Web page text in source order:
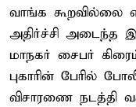
வாங்க கூறவில்லை
அதிர்ச்சி அடைந்த
மாநகர் சைபர்
புகாரின் பேரில்
விசாரணை நடத்தி